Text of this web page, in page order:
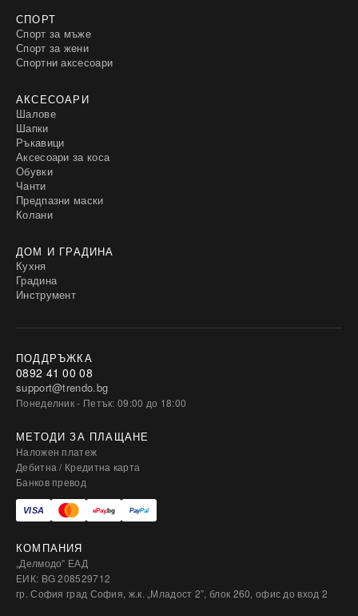
СПОРТ
Спорт за мъже
Спорт за жени
Спортни аксесоари
АКСЕСОАРИ
Шалове
Шапки
Ръкавици
Аксесоари за коса
Обувки
Чанти
Предпазни маски
Колани
ДОМ И ГРАДИНА
Кухня
Градина
Инструмент
ПОДДРЪЖКА
0892 41 00 08
support@trendo.bg
Понеделник - Петък: 09:00 до 18:00
МЕТОДИ ЗА ПЛАЩАНЕ
Наложен платеж
Дебитна / Кредитна карта
Банков превод
КОМПАНИЯ
„Делмодо” ЕАД
ЕИК: BG 208529712
гр. София град София, ж.к. „Младост 2”, блок 260, офис до вход 2